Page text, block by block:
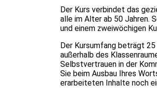
Der Kurs verbindet das
alle im Alter ab 50 Jahren.
und einem zweiwöchigen
Der Kursumfang beträgt
außerhalb des
Selbstvertrauen in der
Sie beim Ausbau Ihres
erarbeiteten Inhalte noch